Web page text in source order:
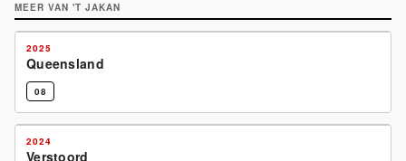
MEER VAN 'T JAKAN
2025
Queensland
08
2024
Verstoord